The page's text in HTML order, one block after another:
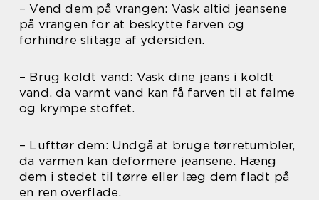
– Vend dem på vrangen: Vask altid jeansene
på vrangen for at beskytte farven og
forhindre slitage af ydersiden.
– Brug koldt vand: Vask dine jeans i koldt
vand, da varmt vand kan få farven til at falme
og krympe stoffet.
– Lufttør dem: Undgå at bruge tørretumbler,
da varmen kan deformere jeansene. Hæng
dem i stedet til tørre eller læg dem fladt på
en ren overflade.